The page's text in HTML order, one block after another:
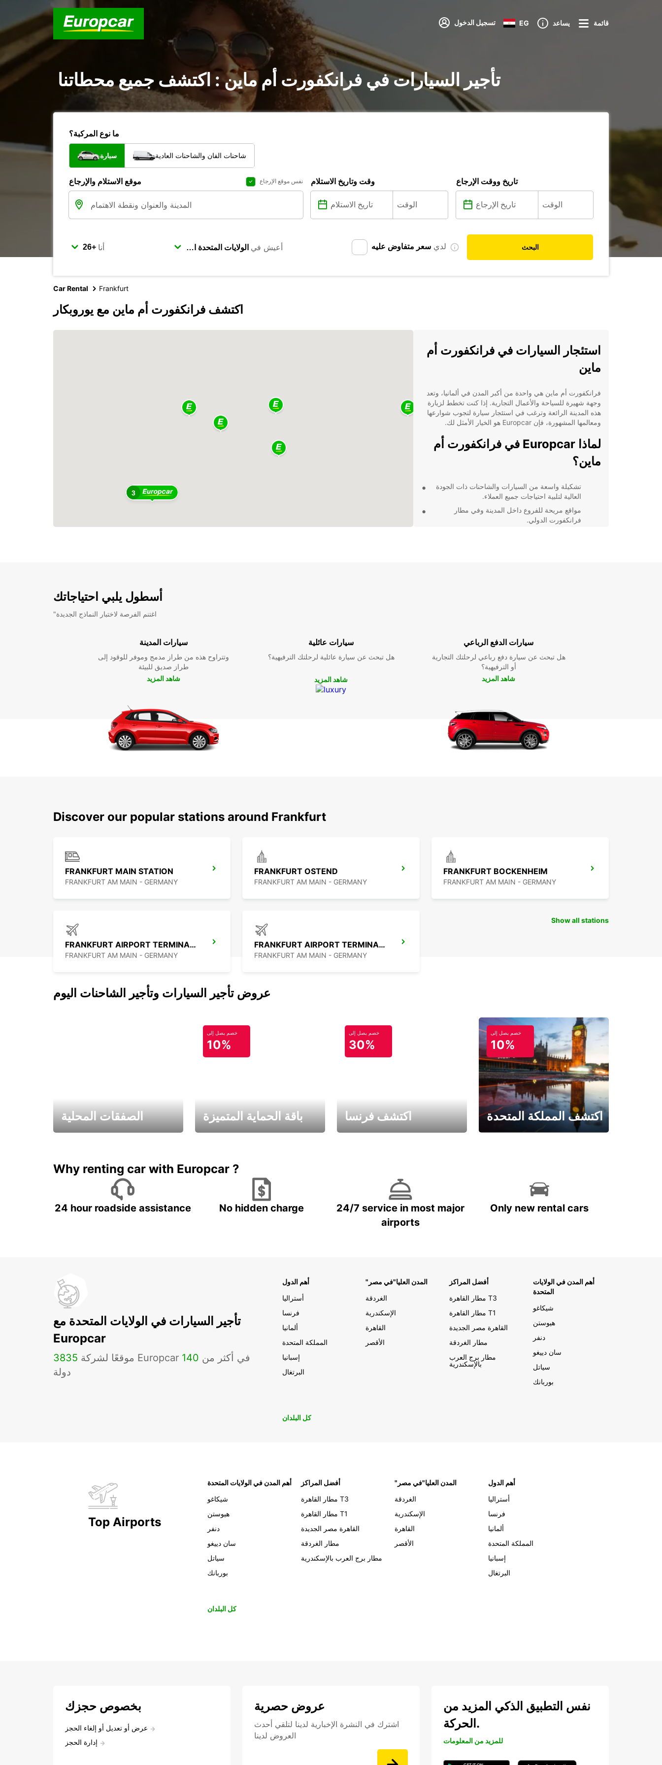
تسجيل الدخول EG يساعد قائمة
تأجير السيارات في فرانكفورت أم ماين : اكتشف جميع محطاتنا
ما نوع المركبة؟
سيارة شاحنات الفان والشاحنات العادية
موقع الاستلام والإرجاع نفس موقع الإرجاع وقت وتاريخ الاستلام تاريخ ووقت الإرجاع
أنا أعيش في لدي سعر متفاوض عليه البحث
Car Rental Frankfurt
اكتشف فرانكفورت أم ماين مع يوروبكار
3
استئجار السيارات في فرانكفورت أم
ماين
فرانكفورت أم ماين هي واحدة من أكبر المدن في ألمانيا، وتعد
وجهة شهيرة للسياحة والأعمال التجارية. إذا كنت تخطط لزيارة
هذه المدينة الرائعة وترغب في استئجار سيارة لتجوب شوارعها
ومعالمها المشهورة، فإن Europcar هو الخيار الأمثل لك.
لماذا Europcar في فرانكفورت أم
ماين؟
تشكيلة واسعة من السيارات والشاحنات ذات الجودة
العالية لتلبية احتياجات جميع العملاء.
مواقع مريحة للفروع داخل المدينة وفي مطار
فرانكفورت الدولي.
أسطول يلبي احتياجاتك
"اغتنم الفرصة لاختبار النماذج الجديدة
سيارات المدينة
وتتراوح هذه من طراز مدمج وموفر للوقود إلى
طراز صديق للبيئة
شاهد المزيد
سيارات عائلية
هل تبحث عن سيارة عائلية لرحلتك الترفيهية؟
شاهد المزيد
سيارات الدفع الرباعي
هل تبحث عن سيارة دفع رباعي لرحلتك التجارية
أو الترفيهية؟
شاهد المزيد
Discover our popular stations around Frankfurt
FRANKFURT MAIN STATION
FRANKFURT AM MAIN - GERMANY
FRANKFURT OSTEND
FRANKFURT AM MAIN - GERMANY
FRANKFURT BOCKENHEIM
FRANKFURT AM MAIN - GERMANY
FRANKFURT AIRPORT TERMINAL 1
FRANKFURT AM MAIN - GERMANY
FRANKFURT AIRPORT TERMINAL 3
FRANKFURT AM MAIN - GERMANY
Show all stations
عروض تأجير السيارات وتأجير الشاحنات اليوم
الصفقات المحلية
خصم يصل إلى
10%
باقة الحماية المتميزة
خصم يصل إلى
30%
اكتشف فرنسا
خصم يصل إلى
10%
اكتشف المملكة المتحدة
Why renting car with Europcar ?
24 hour roadside assistance No hidden charge
24/7 service in most major
airports
Only new rental cars
تأجير السيارات في الولايات المتحدة مع
Europcar
3835 موقعًا لشركة Europcar في أكثر من 140
دولة
أهم الدول
أستراليا
فرنسا
ألمانيا
المملكة المتحدة
إسبانيا
البرتغال
"المدن العليا"في مصر
الغردقة
الإسكندرية
القاهرة
الأقصر
أفضل المراكز
مطار القاهرة T3
مطار القاهرة T1
القاهرة مصر الجديدة
مطار الغردقة
مطار برج العرب
بالإسكندرية
أهم المدن في الولايات
المتحدة
شيكاغو
هيوستن
دنفر
سان دييغو
سياتل
بوربانك
كل البلدان
Top Airports
أهم المدن في الولايات المتحدة
شيكاغو
هيوستن
دنفر
سان دييغو
سياتل
بوربانك
أفضل المراكز
مطار القاهرة T3
مطار القاهرة T1
القاهرة مصر الجديدة
مطار الغردقة
مطار برج العرب بالإسكندرية
"المدن العليا"في مصر
الغردقة
الإسكندرية
القاهرة
الأقصر
أهم الدول
أستراليا
فرنسا
ألمانيا
المملكة المتحدة
إسبانيا
البرتغال
كل البلدان
بخصوص حجزك
عرض أو تعديل أو إلغاء الحجز
إدارة الحجز
عروض حصرية
اشترك في النشرة الإخبارية لدينا لتلقي أحدث
العروض لدينا
نفس التطبيق الذكي المزيد من
الحركة.
للمزيد من المعلومات